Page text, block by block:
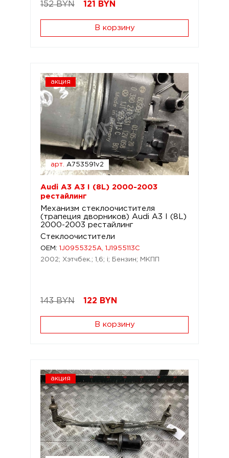
152 BYN 121 BYN
В корзину
акция
арт. A753591v2
Audi A3 A3 I (8L) 2000-2003
рестайлинг
Механизм стеклоочистителя
(трапеция дворников) Audi A3 I (8L)
2000-2003 рестайлинг
Стеклоочистители
OEM: 1J0955325A, 1J1955113C
2002; Хэтчбек.; 1,6; i; Бензин; МКПП
143 BYN 122 BYN
В корзину
акция